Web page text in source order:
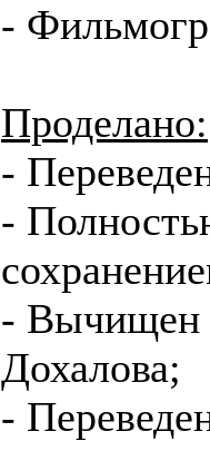
-
Проделано:
-
-
- Вычищен
Дохалова;
-